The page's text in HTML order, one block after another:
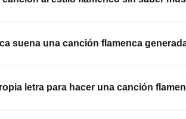
y el ánimo, y la plataforma genera tu
suena una canción flamenca
La calidad es de estudio y el sonido es
letra para hacer una canción